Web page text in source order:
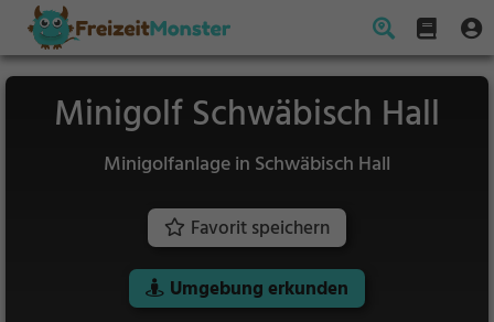
Minigolf Schwäbisch Hall
Minigolfanlage in Schwäbisch Hall
Favorit speichern
Umgebung erkunden